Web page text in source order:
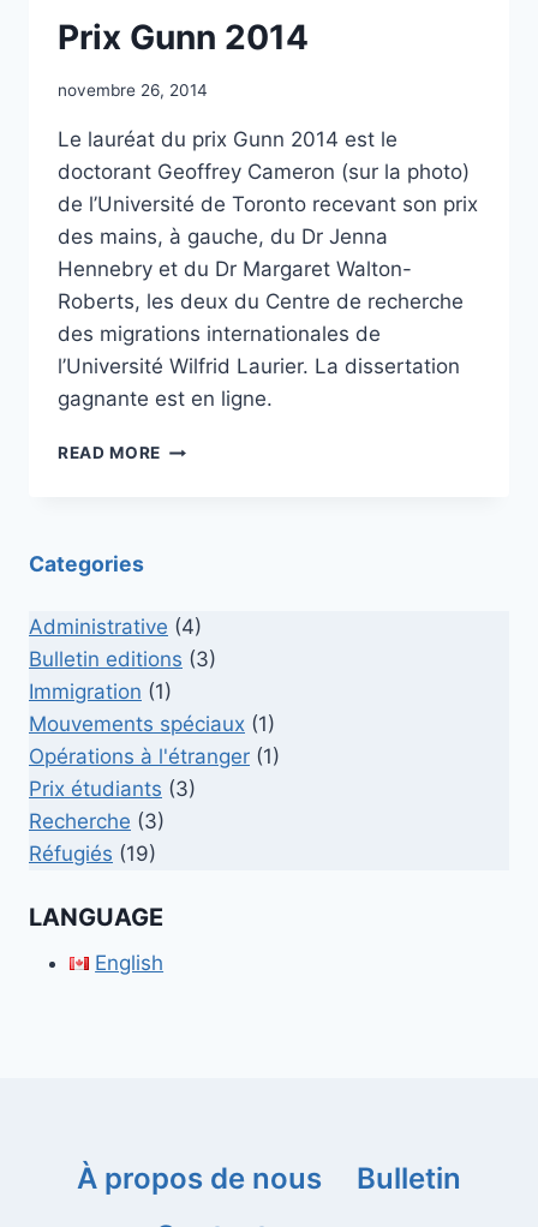
Prix Gunn 2014
novembre 26, 2014
Le lauréat du prix Gunn 2014 est le
doctorant Geoffrey Cameron (sur la photo)
de l’Université de Toronto recevant son prix
des mains, à gauche, du Dr Jenna
Hennebry et du Dr Margaret Walton-
Roberts, les deux du Centre de recherche
des migrations internationales de
l’Université Wilfrid Laurier. La dissertation
gagnante est en ligne.
READ MORE PRIX
Categories
Administrative (4)
Bulletin editions (3)
Immigration (1)
Mouvements spéciaux (1)
Opérations à l'étranger (1)
Prix étudiants (3)
Recherche (3)
Réfugiés (19)
LANGUAGE
English
À propos de nous
Bulletin